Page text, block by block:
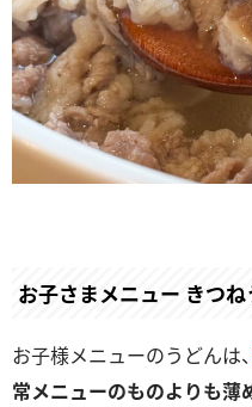
お子さまメニュー きつ
お子様メニューのうどんは、
常メニューのものよりも薄